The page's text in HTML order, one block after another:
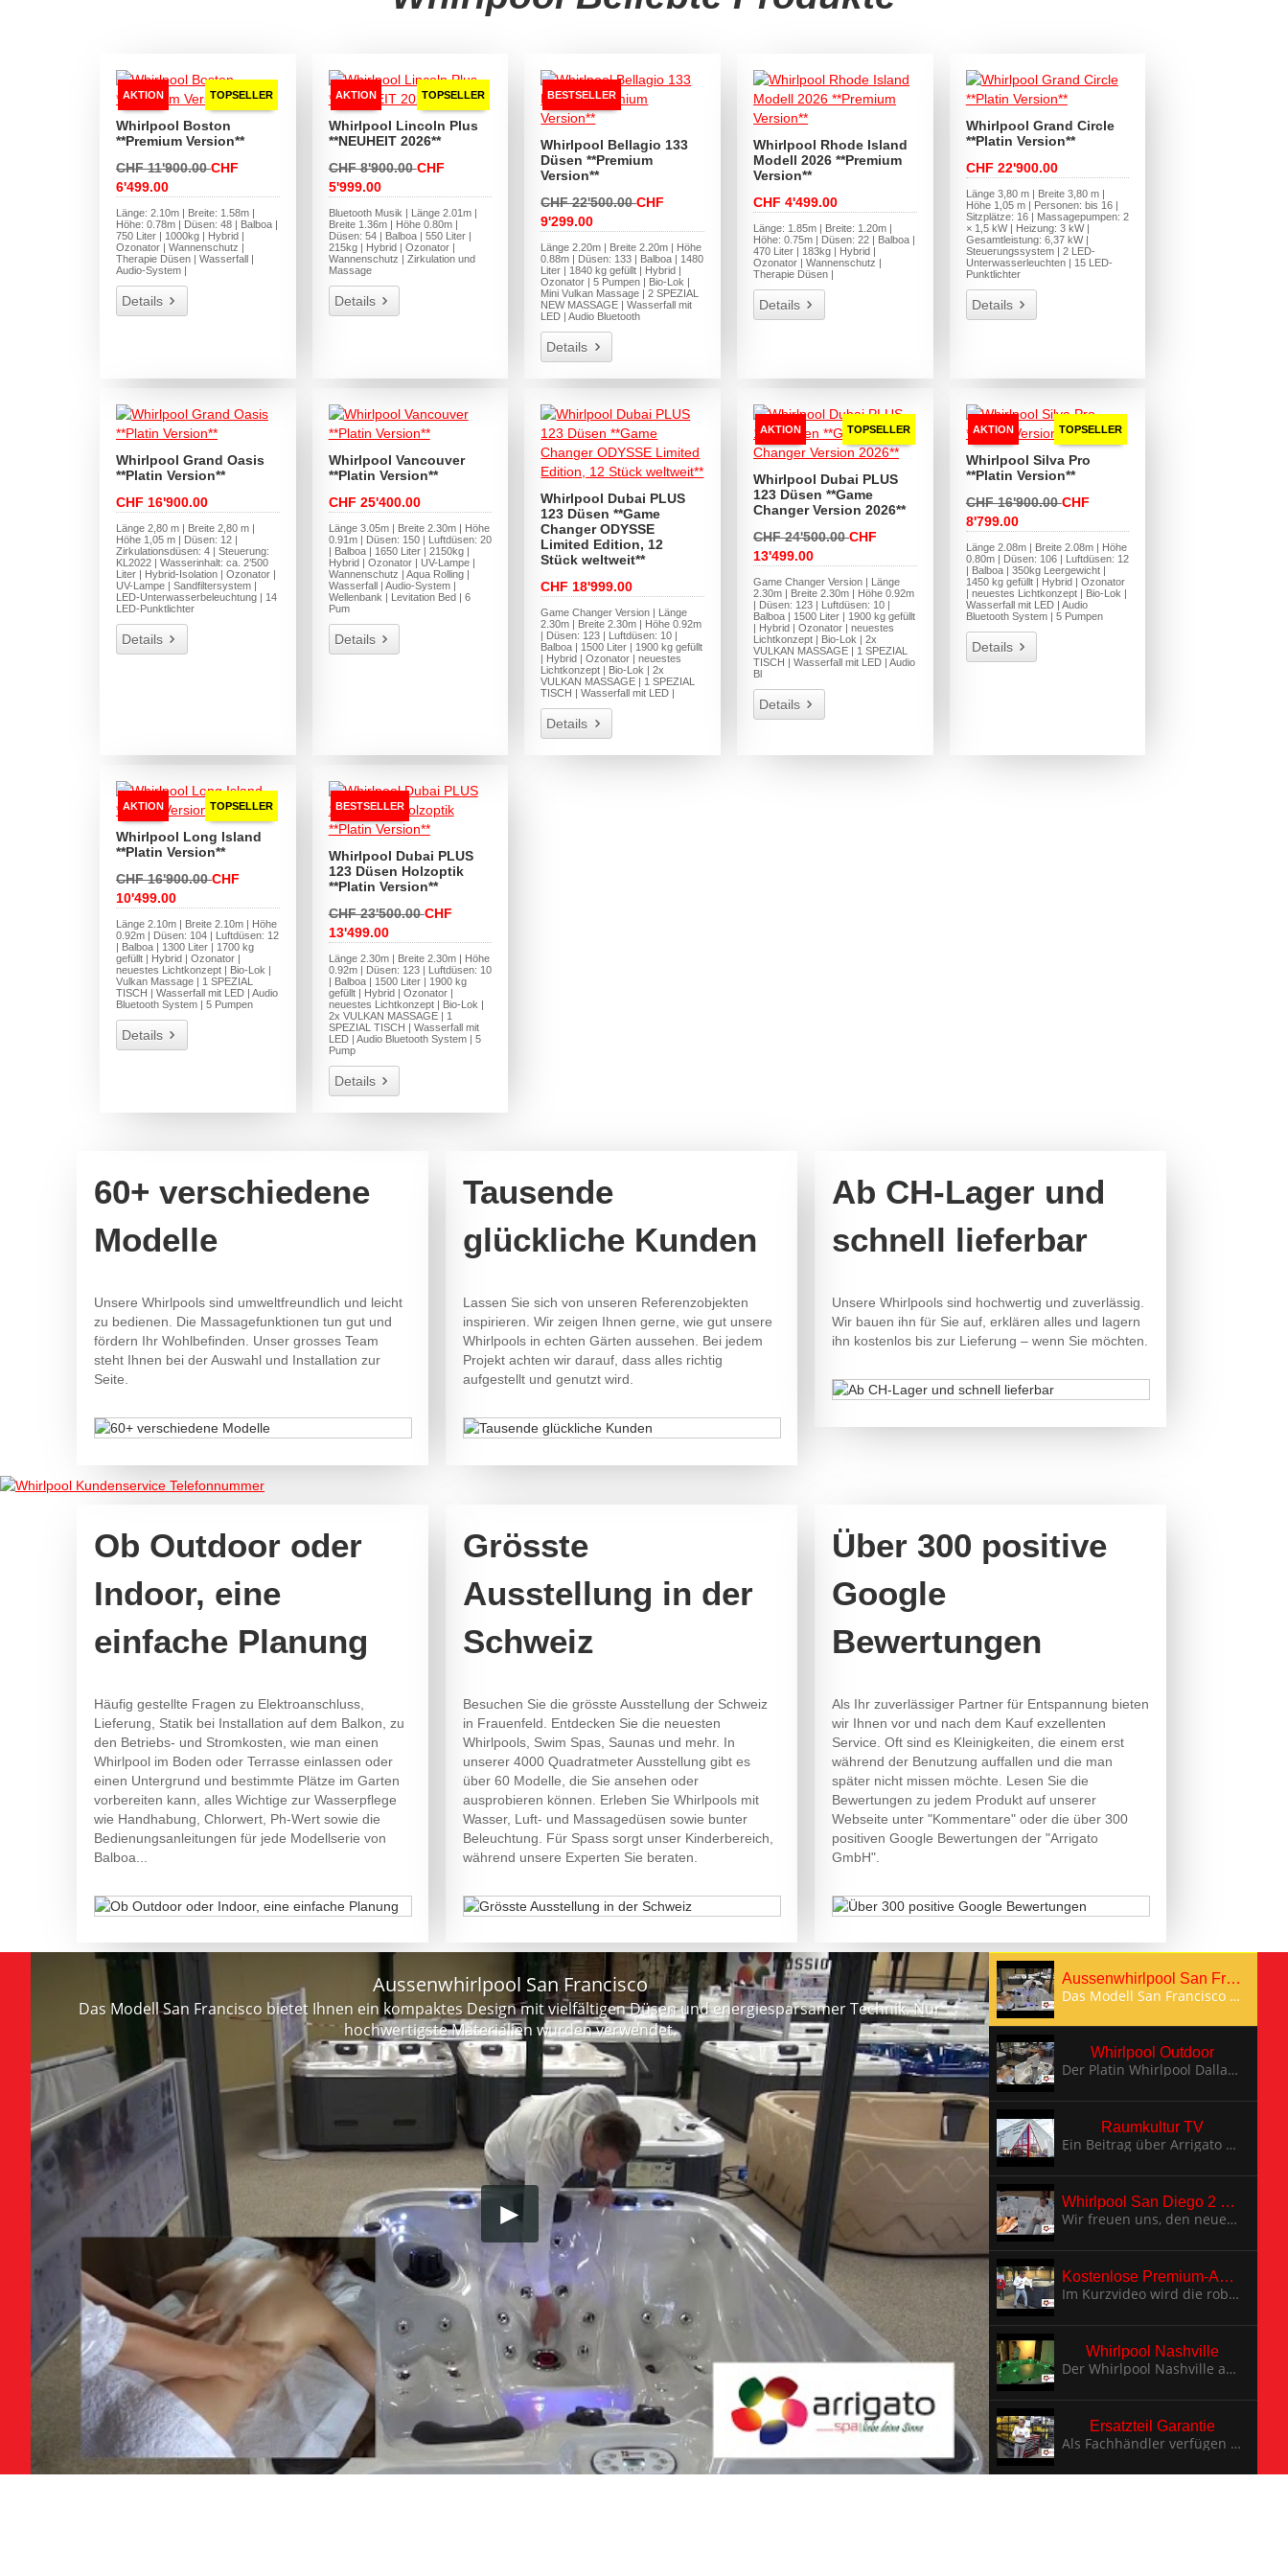
AKTION TOPSELLER
Whirlpool Boston
**Premium Version**
CHF 11'900.00CHF
6'499.00
Länge: 2.10m | Breite: 1.58m |
Höhe: 0.78m | Düsen: 48 | Balboa |
750 Liter | 1000kg | Hybrid |
Ozonator | Wannenschutz |
Therapie Düsen | Wasserfall |
Audio-System |
Details
AKTION TOPSELLER
Whirlpool Lincoln Plus
**NEUHEIT 2026**
CHF 8'900.00CHF
5'999.00
Bluetooth Musik | Länge 2.01m |
Breite 1.36m | Höhe 0.80m |
Düsen: 54 | Balboa | 550 Liter |
215kg | Hybrid | Ozonator |
Wannenschutz | Zirkulation und
Massage
Details
BESTSELLER
Whirlpool Bellagio 133
Düsen **Premium
Version**
CHF 22'500.00CHF
9'299.00
Länge 2.20m | Breite 2.20m | Höhe
0.88m | Düsen: 133 | Balboa | 1480
Liter | 1840 kg gefüllt | Hybrid |
Ozonator | 5 Pumpen | Bio-Lok |
Mini Vulkan Massage | 2 SPEZIAL
NEW MASSAGE | Wasserfall mit
LED | Audio Bluetooth
Details
Whirlpool Rhode Island
Modell 2026 **Premium
Version**
CHF 4'499.00
Länge: 1.85m | Breite: 1.20m |
Höhe: 0.75m | Düsen: 22 | Balboa |
470 Liter | 183kg | Hybrid |
Ozonator | Wannenschutz |
Therapie Düsen |
Details
Whirlpool Grand Circle
**Platin Version**
CHF 22'900.00
Länge 3,80 m | Breite 3,80 m |
Höhe 1,05 m | Personen: bis 16 |
Sitzplätze: 16 | Massagepumpen: 2
× 1,5 kW | Heizung: 3 kW |
Gesamtleistung: 6,37 kW |
Steuerungssystem | 2 LED-
Unterwasserleuchten | 15 LED-
Punktlichter
Details
Whirlpool Grand Oasis
**Platin Version**
CHF 16'900.00
Länge 2,80 m | Breite 2,80 m |
Höhe 1,05 m | Düsen: 12 |
Zirkulationsdüsen: 4 | Steuerung:
KL2022 | Wasserinhalt: ca. 2’500
Liter | Hybrid-Isolation | Ozonator |
UV-Lampe | Sandfiltersystem |
LED-Unterwasserbeleuchtung | 14
LED-Punktlichter
Details
Whirlpool Vancouver
**Platin Version**
CHF 25'400.00
Länge 3.05m | Breite 2.30m | Höhe
0.91m | Düsen: 150 | Luftdüsen: 20
| Balboa | 1650 Liter | 2150kg |
Hybrid | Ozonator | UV-Lampe |
Wannenschutz | Aqua Rolling |
Wasserfall | Audio-System |
Wellenbank | Levitation Bed | 6
Pum
Details
Whirlpool Dubai PLUS
123 Düsen **Game
Changer ODYSSE
Limited Edition, 12
Stück weltweit**
CHF 18'999.00
Game Changer Version | Länge
2.30m | Breite 2.30m | Höhe 0.92m
| Düsen: 123 | Luftdüsen: 10 |
Balboa | 1500 Liter | 1900 kg gefüllt
| Hybrid | Ozonator | neuestes
Lichtkonzept | Bio-Lok | 2x
VULKAN MASSAGE | 1 SPEZIAL
TISCH | Wasserfall mit LED |
Details
AKTION TOPSELLER
Whirlpool Dubai PLUS
123 Düsen **Game
Changer Version 2026**
CHF 24'500.00CHF
13'499.00
Game Changer Version | Länge
2.30m | Breite 2.30m | Höhe 0.92m
| Düsen: 123 | Luftdüsen: 10 |
Balboa | 1500 Liter | 1900 kg gefüllt
| Hybrid | Ozonator | neuestes
Lichtkonzept | Bio-Lok | 2x
VULKAN MASSAGE | 1 SPEZIAL
TISCH | Wasserfall mit LED | Audio
Bl
Details
AKTION TOPSELLER
Whirlpool Silva Pro
**Platin Version**
CHF 16'900.00CHF
8'799.00
Länge 2.08m | Breite 2.08m | Höhe
0.80m | Düsen: 106 | Luftdüsen: 12
| Balboa | 350kg Leergewicht |
1450 kg gefüllt | Hybrid | Ozonator
| neuestes Lichtkonzept | Bio-Lok |
Wasserfall mit LED | Audio
Bluetooth System | 5 Pumpen
Details
AKTION TOPSELLER
Whirlpool Long Island
**Platin Version**
CHF 16'900.00CHF
10'499.00
Länge 2.10m | Breite 2.10m | Höhe
0.92m | Düsen: 104 | Luftdüsen: 12
| Balboa | 1300 Liter | 1700 kg
gefüllt | Hybrid | Ozonator |
neuestes Lichtkonzept | Bio-Lok |
Vulkan Massage | 1 SPEZIAL
TISCH | Wasserfall mit LED | Audio
Bluetooth System | 5 Pumpen
Details
BESTSELLER
Whirlpool Dubai PLUS
123 Düsen Holzoptik
**Platin Version**
CHF 23'500.00CHF
13'499.00
Länge 2.30m | Breite 2.30m | Höhe
0.92m | Düsen: 123 | Luftdüsen: 10
| Balboa | 1500 Liter | 1900 kg
gefüllt | Hybrid | Ozonator |
neuestes Lichtkonzept | Bio-Lok |
2x VULKAN MASSAGE | 1
SPEZIAL TISCH | Wasserfall mit
LED | Audio Bluetooth System | 5
Pump
Details
60+ verschiedene
Modelle
Unsere Whirlpools sind umweltfreundlich und leicht
zu bedienen. Die Massagefunktionen tun gut und
fördern Ihr Wohlbefinden. Unser grosses Team
steht Ihnen bei der Auswahl und Installation zur
Seite.
Tausende
glückliche Kunden
Lassen Sie sich von unseren Referenzobjekten
inspirieren. Wir zeigen Ihnen gerne, wie gut unsere
Whirlpools in echten Gärten aussehen. Bei jedem
Projekt achten wir darauf, dass alles richtig
aufgestellt und genutzt wird.
Ab CH-Lager und
schnell lieferbar
Unsere Whirlpools sind hochwertig und zuverlässig.
Wir bauen ihn für Sie auf, erklären alles und lagern
ihn kostenlos bis zur Lieferung – wenn Sie möchten.
Ob Outdoor oder
Indoor, eine
einfache Planung
Häufig gestellte Fragen zu Elektroanschluss,
Lieferung, Statik bei Installation auf dem Balkon, zu
den Betriebs- und Stromkosten, wie man einen
Whirlpool im Boden oder Terrasse einlassen oder
einen Untergrund und bestimmte Plätze im Garten
vorbereiten kann, alles Wichtige zur Wasserpflege
wie Handhabung, Chlorwert, Ph-Wert sowie die
Bedienungsanleitungen für jede Modellserie von
Balboa...
Grösste
Ausstellung in der
Schweiz
Besuchen Sie die grösste Ausstellung der Schweiz
in Frauenfeld. Entdecken Sie die neuesten
Whirlpools, Swim Spas, Saunas und mehr. In
unserer 4000 Quadratmeter Ausstellung gibt es
über 60 Modelle, die Sie ansehen oder
ausprobieren können. Erleben Sie Whirlpools mit
Wasser, Luft- und Massagedüsen sowie bunter
Beleuchtung. Für Spass sorgt unser Kinderbereich,
während unsere Experten Sie beraten.
Über 300 positive
Google
Bewertungen
Als Ihr zuverlässiger Partner für Entspannung bieten
wir Ihnen vor und nach dem Kauf exzellenten
Service. Oft sind es Kleinigkeiten, die einem erst
während der Benutzung auffallen und die man
später nicht missen möchte. Lesen Sie die
Bewertungen zu jedem Produkt auf unserer
Webseite unter "Kommentare" oder die über 300
positiven Google Bewertungen der "Arrigato
GmbH".
Aussenwhirlpool San Francisco
Das Modell San Francisco bietet Ihnen ein kompaktes Design mit vielfältigen Düsen und energiesparsamer Technik. Nur
hochwertigste Materialien wurden verwendet.
Aussenwhirlpool San Francisco
Das Modell San Francisco bietet Ihnen ein kompaktes Design mit vielfältigen Düsen und energiesparsamer Technik. Nur hochwertigste Materialien wurden verwendet.
Whirlpool Outdoor
Der Platin Whirlpool Dallas hat eine unglaubliche Ausstattung und kann jeden Tag benutzt werden.
Raumkultur TV
Ein Beitrag über Arrigato von Raumkultur TV. Der Verkaufsleiter Michael Knupp beantwortet wichtige Fragen vor dem Kauf eines Whirlpools. Weiter zeigt er Ihnen, weshalb ein Luxuspool für zuhause Erholung pur bietet.
Whirlpool San Diego 2 Liegeplätze 3 Sitzplätze
Wir freuen uns, den neuen San Diego zu präsentieren. Es gibt zwei bequeme Liegen für verschiedene Körperlängen und umfangreiche Massage-Therapie mit verschiedenen Funktionen.
Kostenlose Premium-Abdeckung
Im Kurzvideo wird die robuste Thermoabdeckung mit Wärmeschutzkissen, die winter- und allwettertauglich ist, erklärt und präsentiert.
Whirlpool Nashville
Der Whirlpool Nashville aus der Standard Serie ist geeignet für schöne Stunden mit der Familie.
Ersatzteil Garantie
Als Fachhändler verfügen wir in unseren Lagerbeständen über 500 Ersatzteile für Whirlpools, Swim Spas und Saunas.